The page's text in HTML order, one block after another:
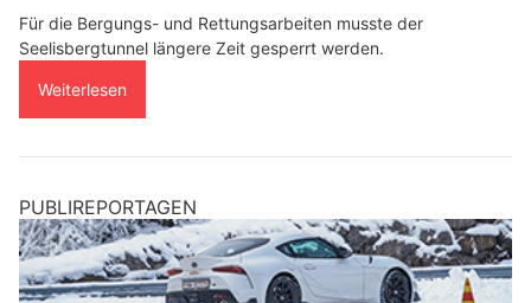
Für die Bergungs- und Rettungsarbeiten musste der
Seelisbergtunnel längere Zeit gesperrt werden.
Weiterlesen
PUBLIREPORTAGEN